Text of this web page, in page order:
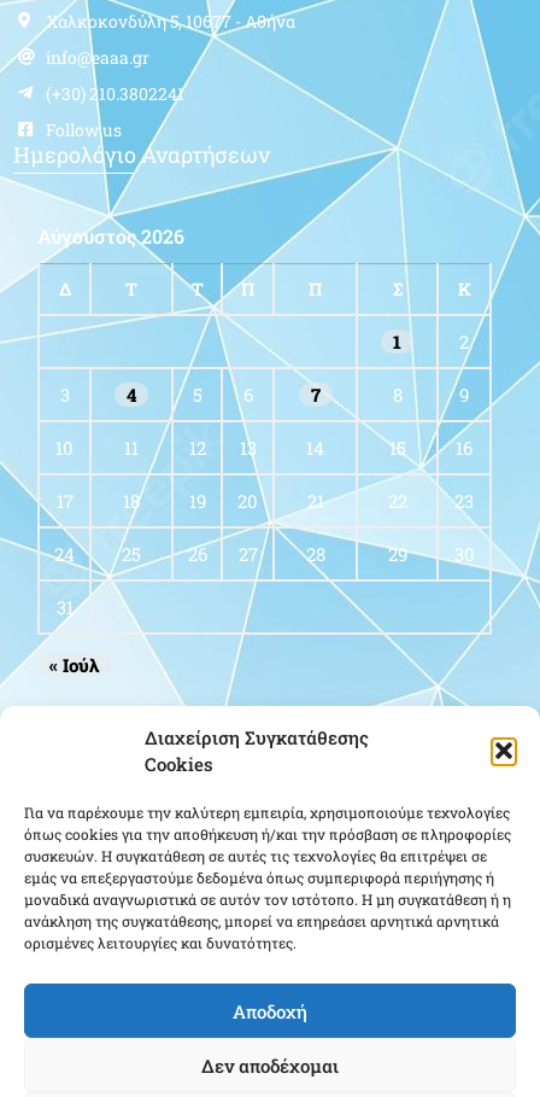
Διαχείριση Συγκατάθεσης
Cookies
Για να παρέχουμε την καλύτερη εμπειρία, χρησιμοποιούμε τεχνολογίες
όπως cookies για την αποθήκευση ή/και την πρόσβαση σε πληροφορίες
συσκευών. Η συγκατάθεση σε αυτές τις τεχνολογίες θα επιτρέψει σε
εμάς να επεξεργαστούμε δεδομένα όπως συμπεριφορά περιήγησης ή
μοναδικά αναγνωριστικά σε αυτόν τον ιστότοπο. Η μη συγκατάθεση ή η
ανάκληση της συγκατάθεσης, μπορεί να επηρεάσει αρνητικά αρνητικά
ορισμένες λειτουργίες και δυνατότητες.
Αποδοχή
Δεν αποδέχομαι
Χαλκοκονδύλη 5, 10677 - Αθήνα
info@eaaa.gr
(+30) 210.3802241
Follow us
Ημερολόγιο Αναρτήσεων
Αύγουστος 2026
Δ Τ Τ Π Π Σ Κ
1 2
3 4 5 6 7 8 9
10 11 12 13 14 15 16
17 18 19 20 21 22 23
24 25 26 27 28 29 30
31
« Ιούλ
Οδηγίες για GPS
Κάντε κλικ για να αποδεχτείτε cookies
ενεργοποιήσετε αυτό το περιεχόμενο